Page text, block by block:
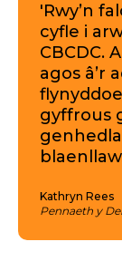
'Rwy’n
cyfle i
CBCDC.
agos â’r
gyffrous
Kathryn Rees
Pennaeth y